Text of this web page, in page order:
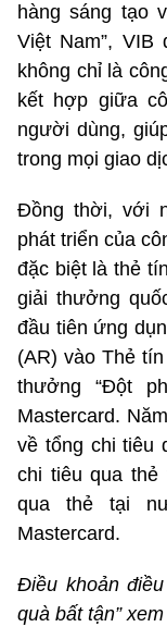
hàng sáng tạo
Việt Nam”, VIB
không chỉ là
kết hợp giữa
người dùng,
trong mọi giao
Đồng thời, với
phát triển của
đặc biệt là thẻ
giải thưởng
đầu tiên ứng
(AR) vào Thẻ
thưởng “Đột
Mastercard.
về tổng chi tiêu
chi tiêu qua thẻ
qua thẻ tại
Mastercard.
Điều khoản
quà bất tận”